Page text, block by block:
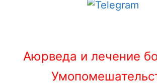
Аюрведа и лечение